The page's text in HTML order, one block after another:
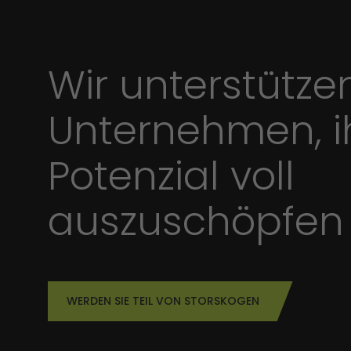
Wir
Unternehmen,
Potenzial voll
auszuschöpfen
WERDEN SIE TEIL VON STORSKOGEN